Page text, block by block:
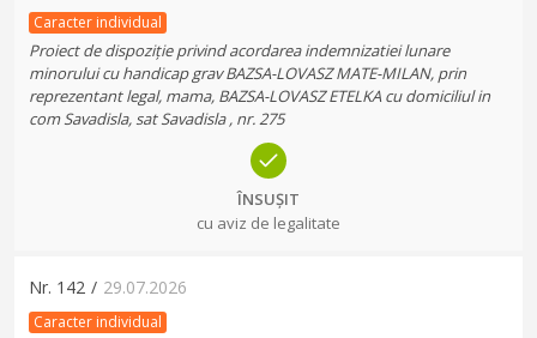
Caracter individual
Proiect de dispoziție privind acordarea indemnizatiei lunare
minorului cu handicap grav BAZSA-LOVASZ MATE-MILAN, prin
reprezentant legal, mama, BAZSA-LOVASZ ETELKA cu domiciliul in
com Savadisla, sat Savadisla , nr. 275
ÎNSUȘIT
cu aviz de legalitate
Nr. 142 / 29.07.2026
Caracter individual